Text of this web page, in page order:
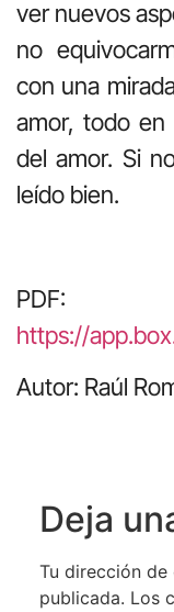
ver nuevos
no
con una
amor, todo en
del amor. Si
leído bien.
PDF:
https://
Autor: Raúl
Deja
Tu dirección
publicada. Los